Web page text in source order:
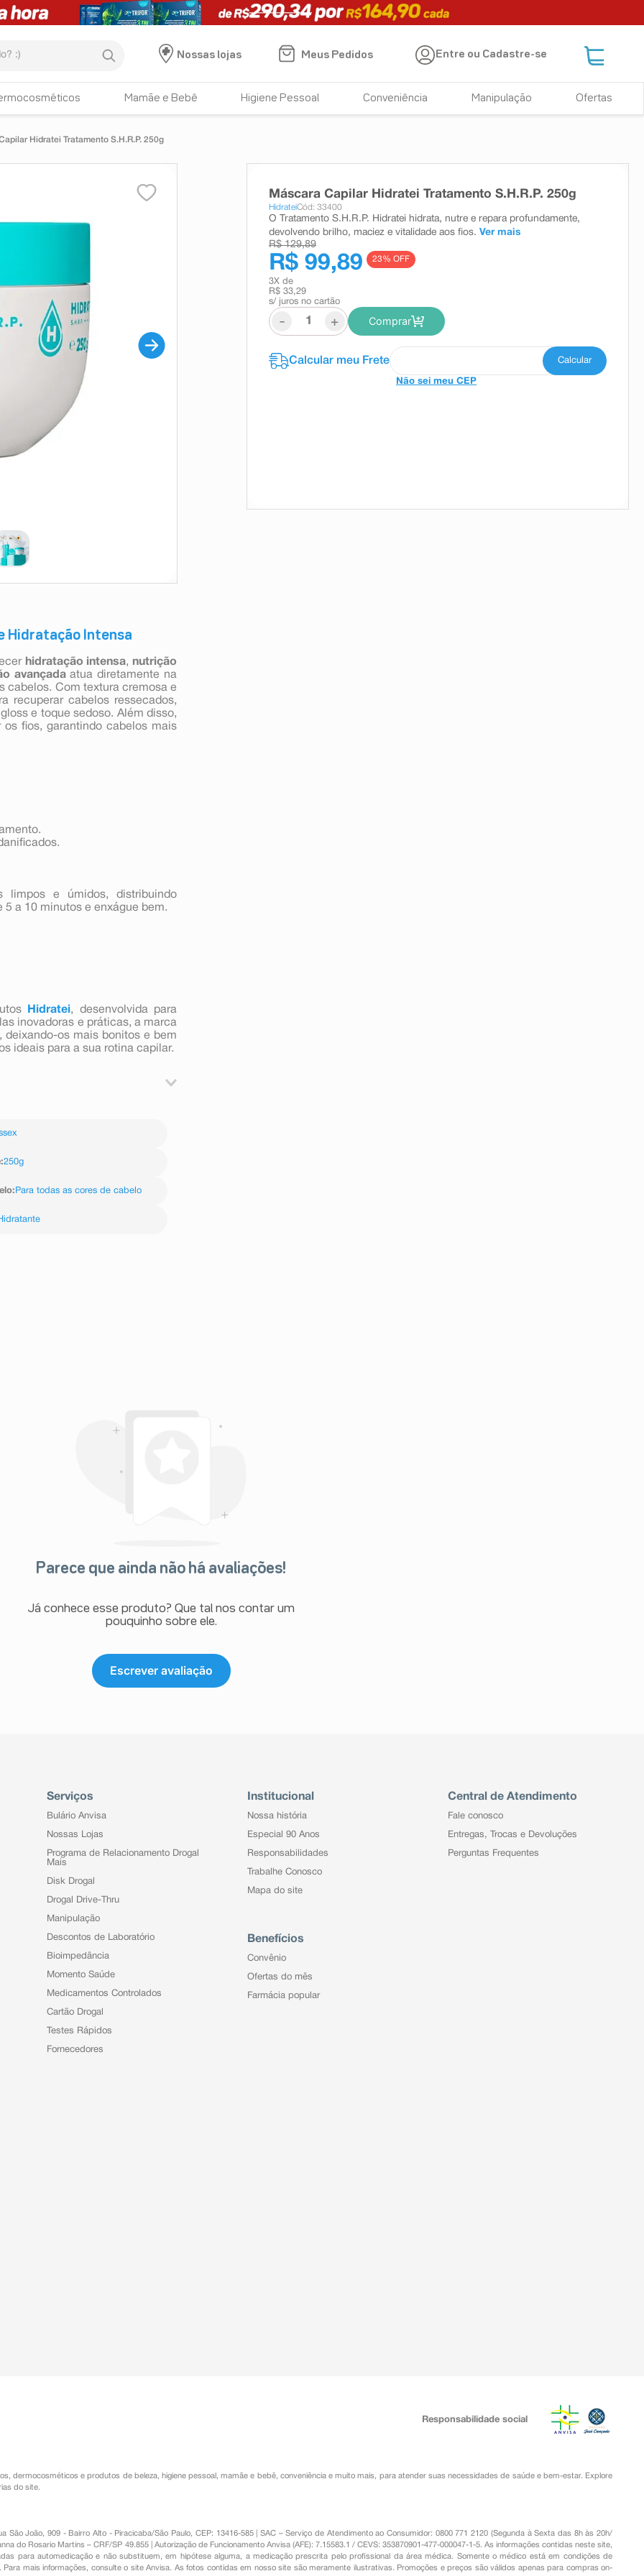
Nossas lojas
Meus Pedidos Entre ou Cadastre-se
Mamãe e Bebê Higiene Pessoal Conveniência Manipulação Ofertas
Hidratei Tratamento S.H.R.P. 250g
Hidratação Intensa
hidratação intensa, nutrição
avançadaatua diretamente na
cabelos. Com textura cremosa e
recuperar cabelos ressecados,
e toque sedoso. Além disso,
fios, garantindo cabelos mais
limpos e úmidos, distribuindo
a 10 minutos e enxágue bem.
Hidratei, desenvolvida para
inovadoras e práticas, a marca
deixando-os mais bonitos e bem
ideais para a sua rotina capilar.
limpos e úmidos, distribuindo
:250g
: Para todas as cores de cabelo
Máscara Capilar Hidratei Tratamento S.H.R.P. 250g
HidrateiCód: 33400
O Tratamento S.H.R.P. Hidratei hidrata, nutre e repara profundamente,
devolvendo brilho, maciez e vitalidade aos fios. Ver mais
R$ 129,89
R$ 99,89 23% OFF
3X de
R$ 33,29
s/ juros no cartão
- + Comprar
Não sei meu CEP
Parece que ainda não há avaliações!
Já conhece esse produto? Que tal nos contar um
pouquinho sobre ele.
Escrever avaliação
Serviços
Bulário Anvisa
Nossas Lojas
Programa de Relacionamento Drogal
Mais
Disk Drogal
Drogal Drive-Thru
Manipulação
Descontos de Laboratório
Bioimpedância
Momento Saúde
Medicamentos Controlados
Cartão Drogal
Testes Rápidos
Fornecedores
Institucional
Nossa história
Especial 90 Anos
Responsabilidades
Trabalhe Conosco
Mapa do site
Benefícios
Convênio
Ofertas do mês
Farmácia popular
Central de Atendimento
Fale conosco
Entregas, Trocas e Devoluções
Perguntas Frequentes
Responsabilidade social
,dermocosméticos e produtos de beleza, higiene pessoal ,mamãe e bebê, conveniênciae muito mais, para atender suas necessidades de saúde e bem-estar. Explore
do site.
São João, 909 - Bairro Alto - Piracicaba/São Paulo, CEP: 13416-585 | SAC – Serviço de Atendimento ao Consumidor: 0800 771 2120 (Segunda à Sexta das 8h às 20h/
do Rosario Martins – CRF/SP 49.855 | Autorização de Funcionamento Anvisa (AFE): 7.15583.1 / CEVS: 353870901-477-000047-1-5. As informações contidas neste site,
para automedicação e não substituem, em hipótese alguma, a medicação prescrita pelo profissional da área médica. Somente o médico está em condições de
mais informações, consulte o site Anvisa. As fotos contidas em nosso site são meramente ilustrativas. Promoções e preços são válidos apenas para compras on-